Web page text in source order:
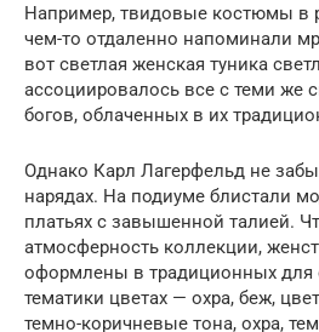
Например, твидовые костюмы в
чем-то отдаленно напоминали
вот светлая женская туника
ассоциировалось все с теми же
богов, облаченных в их
Однако Карл Лагерфельд не
нарядах. На подиуме блистали
платьях с завышенной талией.
атмосферность коллекции,
оформлены в традиционных для
тематики цветах — охра, беж,
темно-коричневые тона, охра,